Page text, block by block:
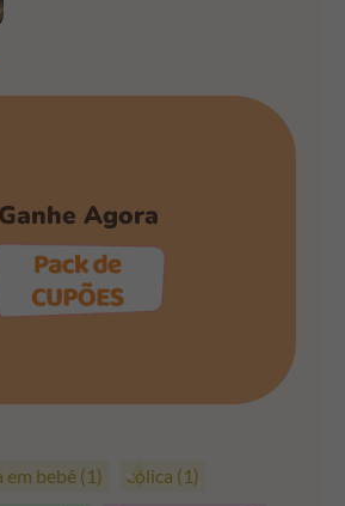
Ganhe Agora
em bebê (1) cólica (1)